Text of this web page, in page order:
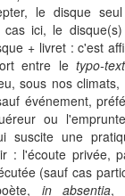
le disque
cas ici, le
+ livret : c'est
entre le typo-
sous nos
événement,
ou
suscite une
: l'écoute privée,
(sauf cas
in absentia,